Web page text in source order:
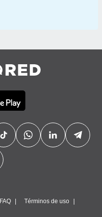
FAQ Términos de uso